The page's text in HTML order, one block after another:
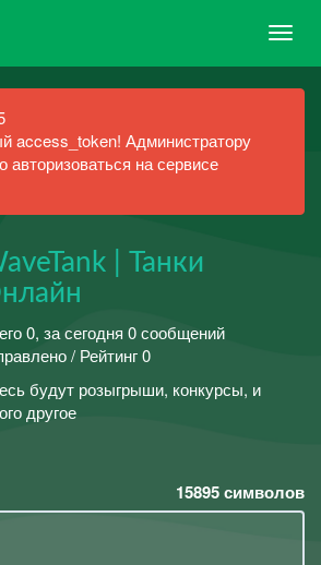
access_token! Администратору
на сервисе
| Танки
0, за сегодня 0 сообщений
/ Рейтинг 0
будут розыгрыши, конкурсы, и
другое
15895символов